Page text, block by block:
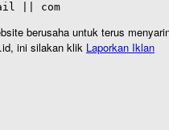
|| com
berusaha untuk terus
ini silakan klik Laporkan Iklan